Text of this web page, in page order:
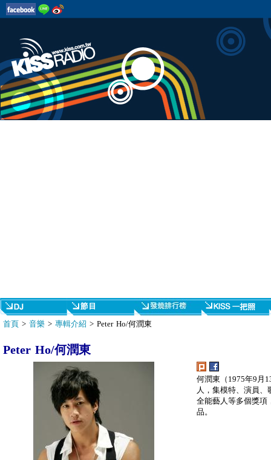
首頁 > 音樂 > 專輯介紹 > Peter Ho/何潤東
Peter Ho/何潤東
何潤東（1975年9月
人，集模特、演員
全能藝人等多個獎項
品。